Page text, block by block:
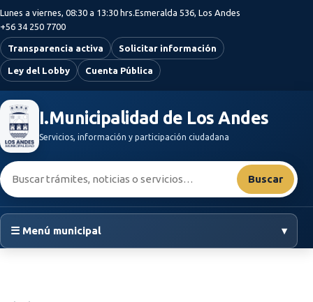
Saltar al contenido principal
Lunes a viernes, 08:30 a 13:30 hrs.Esmeralda 536, Los Andes
+56 34 250 7700
Transparencia activa Solicitar información
Ley del Lobby Cuenta Pública
I.Municipalidad de Los Andes
Servicios, información y participación ciudadana
Buscar:
Buscar
☰ Menú municipal ▾